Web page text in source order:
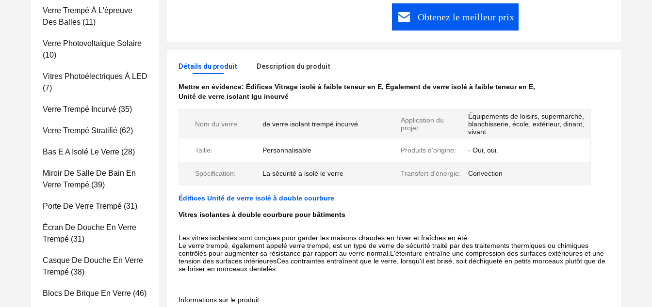
Verre Trempé À L'épreuve
Des Balles (11)
Verre Photovoltaïque Solaire
(10)
Vitres Photoélectriques À LED
(7)
Verre Trempé Incurvé (35)
Verre Trempé Stratifié (62)
Bas E A Isolé Le Verre (28)
Miroir De Salle De Bain En
Verre Trempé (39)
Porte De Verre Trempé (31)
Écran De Douche En Verre
Trempé (31)
Casque De Douche En Verre
Trempé (38)
Blocs De Brique En Verre (46)
Obtenez le meilleur prix
Détails du produit Description du produit
Mettre en évidence: Édifices Vitrage isolé à faible teneur en E, Également de verre isolé à faible teneur en E,
Unité de verre isolant Igu incurvé
Nom du verre: de verre isolant trempé incurvé
Application du
projet:
Équipements de loisirs, supermarché,
blanchisserie, école, extérieur, dinant,
vivant
Taille: Personnalisable Produits d'origine: - Oui, oui.
Spécification: La sécurité a isolé le verre Transfert d'énergie: Convection
Édifices Unité de verre isolé à double courbure
Vitres isolantes à double courbure pour bâtiments
Les vitres isolantes sont conçues pour garder les maisons chaudes en hiver et fraîches en été.
Le verre trempé, également appelé verre trempé, est un type de verre de sécurité traité par des traitements thermiques ou chimiques
contrôlés pour augmenter sa résistance par rapport au verre normal.L'éteinture entraîne une compression des surfaces extérieures et une
tension des surfaces intérieuresCes contraintes entraînent que le verre, lorsqu'il est brisé, soit déchiqueté en petits morceaux plutôt que de
se briser en morceaux dentelés.
Informations sur le produit: